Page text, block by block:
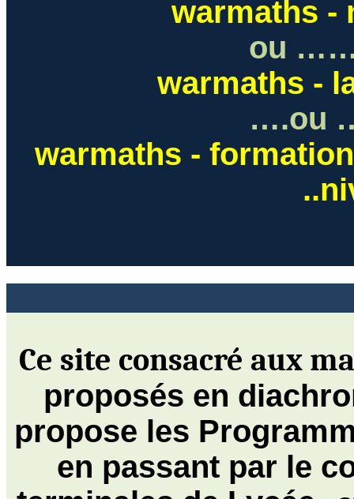
warmaths -
ou
warmaths -
….ou
warmaths -
..
Ce site consacré aux
proposés en
propose les
en passant par le